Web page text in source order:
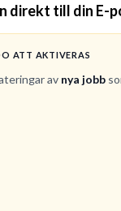
direkt till din E-
ATT AKTIVERAS
av nya jobb